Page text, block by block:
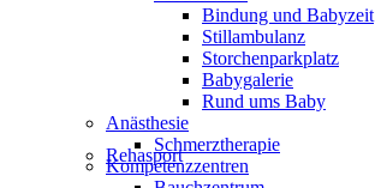
Rehasport
Bindung und Babyzeit
Stillambulanz
Storchenparkplatz
Babygalerie
Rund ums Baby
Anästhesie
Schmerztherapie
Kompetenzzentren